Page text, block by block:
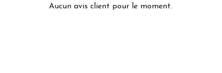
Aucun avis client pour le moment.